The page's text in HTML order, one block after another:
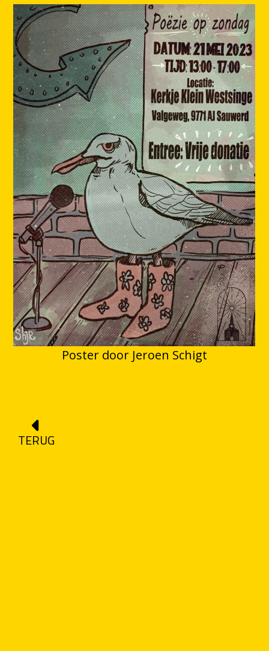
Poster door Jeroen Schigt
TERUG